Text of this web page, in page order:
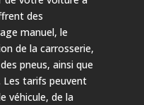
des
manuel, le
de la carrosserie,
pneus, ainsi que
tarifs peuvent
véhicule, de la